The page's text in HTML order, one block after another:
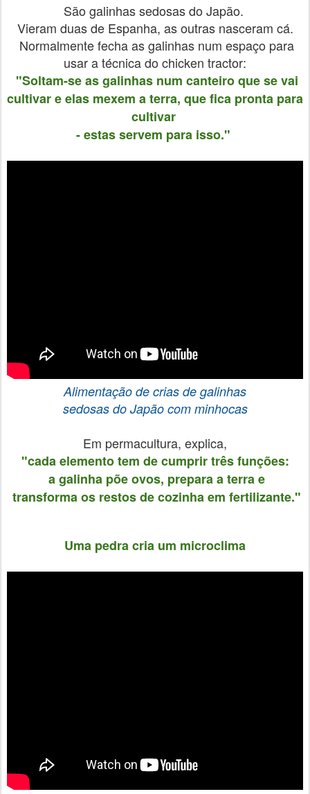
São galinhas sedosas do Japão.
Vieram duas de Espanha, as outras nasceram cá.
Normalmente fecha as galinhas num espaço para
usar a técnica do chicken tractor:
"Soltam-se as galinhas num canteiro que se vai
cultivar e elas mexem a terra, que fica pronta para
cultivar
- estas servem para isso."
Alimentação de crias de galinhas
sedosas do Japão com minhocas
Em permacultura, explica,
"cada elemento tem de cumprir três funções:
a galinha põe ovos, prepara a terra e
transforma os restos de cozinha em fertilizante."
Uma pedra cria um microclima